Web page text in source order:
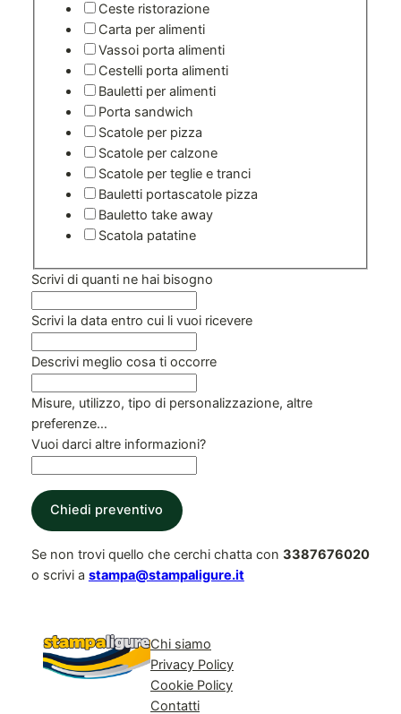
Ceste ristorazione
Carta per alimenti
Vassoi porta alimenti
Cestelli porta alimenti
Bauletti per alimenti
Porta sandwich
Scatole per pizza
Scatole per calzone
Scatole per teglie e tranci
Bauletti portascatole pizza
Bauletto take away
Scatola patatine
Scrivi di quanti ne hai bisogno
Scrivi la data entro cui li vuoi ricevere
Descrivi meglio cosa ti occorre
Misure, utilizzo, tipo di personalizzazione, altre
preferenze…
Vuoi darci altre informazioni?
Chiedi preventivo
Se non trovi quello che cerchi chatta con 3387676020
o scrivi a stampa@stampaligure.it
Chi siamo
Privacy Policy
Cookie Policy
Contatti